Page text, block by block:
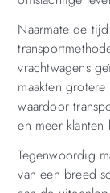
Naarmate de
vrachtwagens
maakten
waardoor
en meer
Tegenwoordig
van een breed